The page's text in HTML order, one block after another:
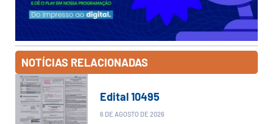
NOTÍCIAS RELACIONADAS
Edital 10495
6 DE AGOSTO DE 2026